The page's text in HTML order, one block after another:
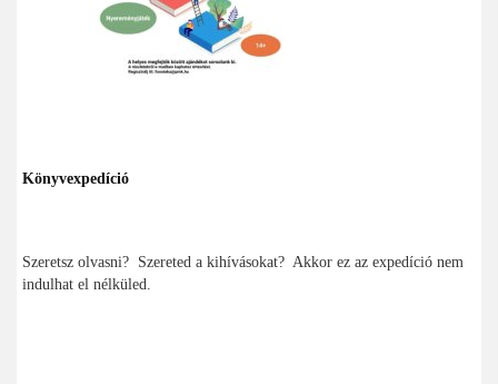
Könyvexpedíció
Szeretsz olvasni? Szereted a kihívásokat? Akkor ez az expedíció nem
indulhat el nélküled.